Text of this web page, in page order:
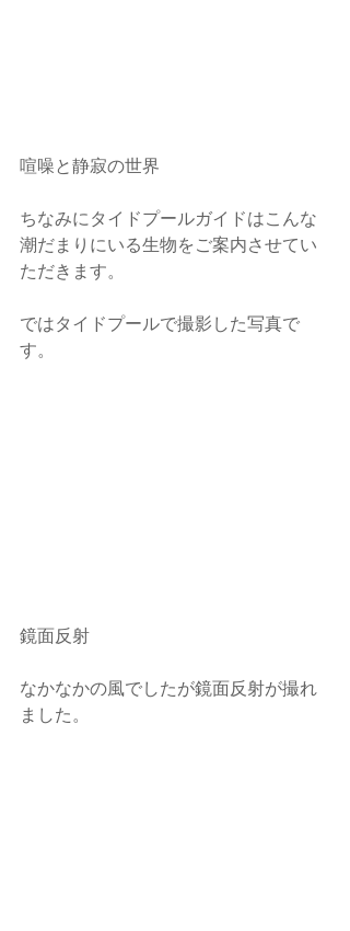
喧噪と静寂の世界
ちなみにタイドプールガイドはこんな
潮だまりにいる生物をご案内させてい
ただきます。
ではタイドプールで撮影した写真で
す。
鏡面反射
なかなかの風でしたが鏡面反射が撮れ
ました。